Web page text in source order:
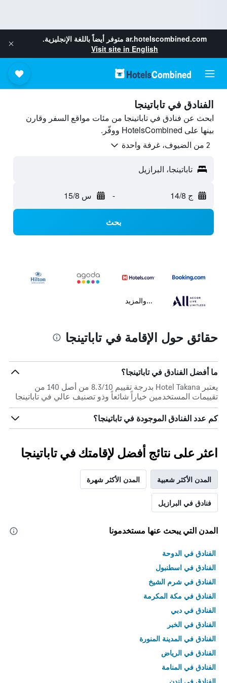
ar.hotelscombined.com متوفر أيضاً باللغة الإنجليزية.
Visit site in English
الفنادق في تاباتينجا
ابحث عن فنادق في تاباتينجا من مئات مواقع السفر وقارن
بينها على HotelsCombined ووفّر.
2 من الضيوف، غرفة واحدة
تاباتينجا، البرازيل
ج 14/8 - س 15/8
بحث
...والمزيد
حقائق حول الإقامة في تاباتينجا
ما أفضل الفنادق في تاباتينجا؟
يعتبر Hotel Takana بدرجة تقييم 8.3/10 من أصل 140 من
تقييمات المستخدمين خياراً شائعاً وذو تصنيف عالي في تاباتينجا
كم عدد الفنادق الموجودة في تاباتينجا؟
اعثر على نتائج أفضل لإقامتك في تاباتينجا
المدن الأكثر شعبية المدن الأكثر شهرة
فنادق في البرازيل
المدن التي يبحث عنها مستخدمونا
الفنادق في الدوحة
الفنادق في اسطنبول
الفنادق في شرم الشيخ
الفنادق في مكة المكرمة
الفنادق في دبي
الفنادق في الخبر
الفنادق في المدينة المنورة
الفنادق في الرياض
الفنادق في المنامة